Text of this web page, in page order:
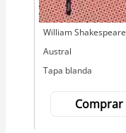
Autor
William Shakespeare
Editorial
Austral
Tapa blanda
Comprar